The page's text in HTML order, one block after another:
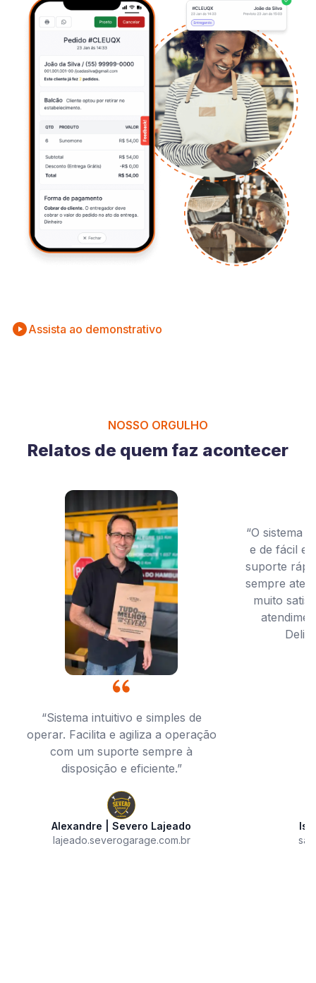
Assista ao demonstrativo
NOSSO ORGULHO
Relatos de quem faz acontecer
“Sistema intuitivo e simples de
operar. Facilita e agiliza a operação
com um suporte sempre à
disposição e eficiente.”
Alexandre | Severo Lajeado
lajeado.severogarage.com.br
“O sistema
e de fácil
suporte
sempre
muito